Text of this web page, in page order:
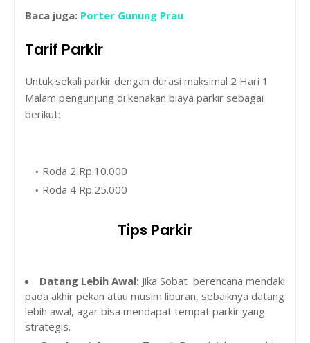
Baca juga: Porter Gunung Prau
Tarif Parkir
Untuk sekali parkir dengan durasi maksimal 2 Hari 1
Malam pengunjung di kenakan biaya parkir sebagai
berikut:
Roda 2 Rp.10.000
Roda 4 Rp.25.000
Tips Parkir
Datang Lebih Awal: Jika Sobat berencana mendaki
pada akhir pekan atau musim liburan, sebaiknya datang
lebih awal, agar bisa mendapat tempat parkir yang
strategis.